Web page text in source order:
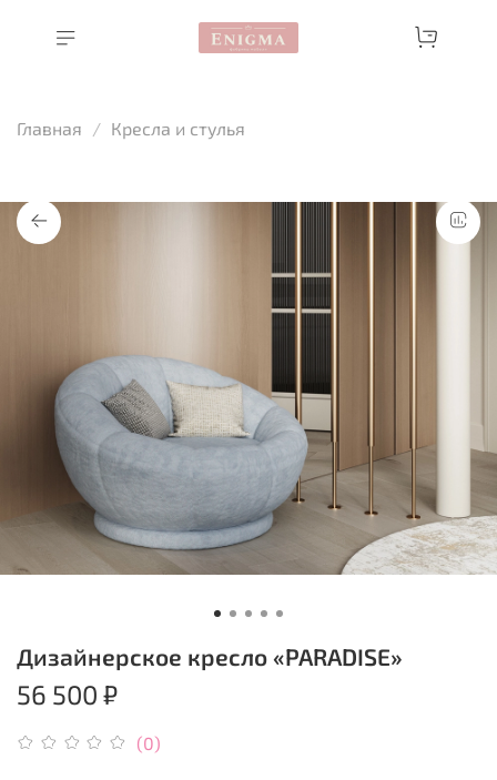
Главная Кресла и стулья
(0)
Дизайнерское кресло «PARADISE»
56 500 ₽